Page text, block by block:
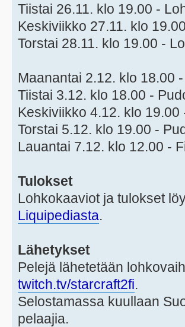
Tiistai 26.11. klo 19.00 -
Keskiviikko 27.11. klo
Torstai 28.11. klo 19.00 -
Maanantai 2.12. klo 18.00
Tiistai 3.12. klo 18.00 -
Keskiviikko 4.12. klo
Torstai 5.12. klo 19.00 -
Lauantai 7.12. klo 12.00 -
Tulokset
Lohkokaaviot ja tulokset
Liquipediasta.
Lähetykset
Pelejä lähetetään
twitch.tv/starcraft2fi.
Selostamassa kuullaan
pelaajia.